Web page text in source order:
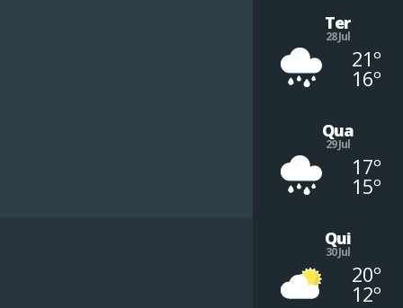
Ter
28 Jul
21º
16º
Qua
29 Jul
17º
15º
Qui
30 Jul
20º
12º